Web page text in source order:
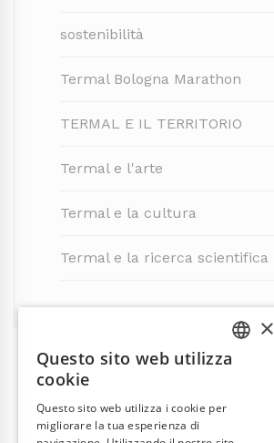
sostenibilità
Termal Bologna Marathon
TERMAL E IL TERRITORIO
Termal e l'arte
Termal e la cultura
Termal e la ricerca scientifica
×
Questo sito web utilizza
cookie
Questo sito web utilizza i cookie per
migliorare la tua esperienza di